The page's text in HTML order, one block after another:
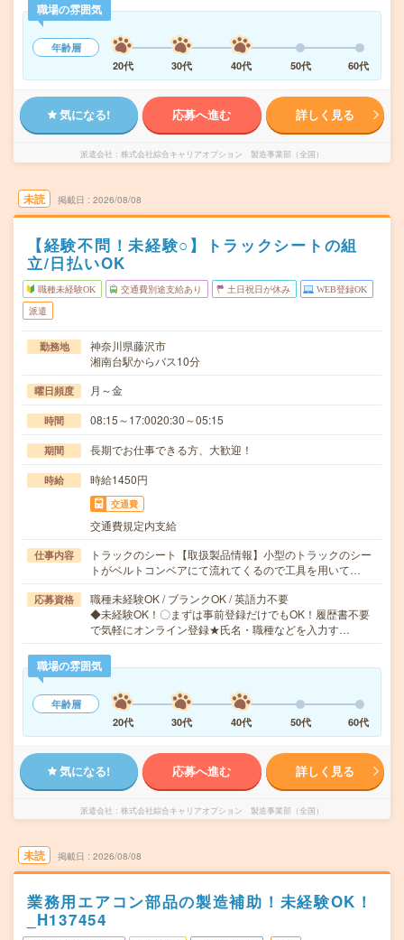
職場の雰囲気
年齢層
20代
30代 40代 50代 60代
気になる! 応募へ進む 詳しく見る
派遣会社 株式会社綜合キャリアオプション 製造事業部（全国）
未読 掲載日 2026/08/08
【経験不問！未経験○】トラックシートの組
立/日払いOK
職種未経験OK 交通費別途支給あり 土日祝日が休み WEB登録OK
派遣
勤務地
神奈川県藤沢市
湘南台駅からバス10分
曜日頻度 月～金
時間 08:15～17:0020:30～05:15
期間 長期でお仕事できる方、大歓迎！
時給 時給1450円
交通費
交通費規定内支給
仕事内容
トラックのシート【取扱製品情報】小型のトラックのシー
トがベルトコンベアにて流れてくるので工具を用いて…
応募資格
職種未経験OK / ブランクOK / 英語力不要
◆未経験OK！〇まずは事前登録だけでもOK！履歴書不要
で気軽にオンライン登録★氏名・職種などを入力す…
職場の雰囲気
年齢層
20代
30代 40代 50代 60代
気になる! 応募へ進む 詳しく見る
派遣会社 株式会社綜合キャリアオプション 製造事業部（全国）
未読 掲載日 2026/08/08
業務用エアコン部品の製造補助！未経験OK！
_H137454